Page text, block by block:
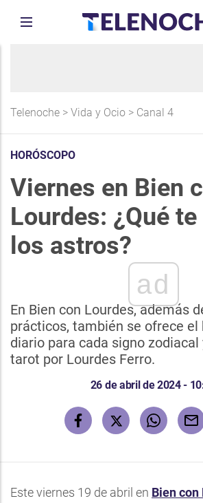
Telenoche > Vida y Ocio > Canal 4
HORÓSCOPO
Viernes en Bien
Lourdes: ¿Qué
los astros?
ad
En Bien con Lourdes, además
prácticos, también se ofrece el
diario para cada signo zodiacal
tarot por Lourdes Ferro.
26 de abril de 2024 -
Este viernes 19 de abril en Bien con